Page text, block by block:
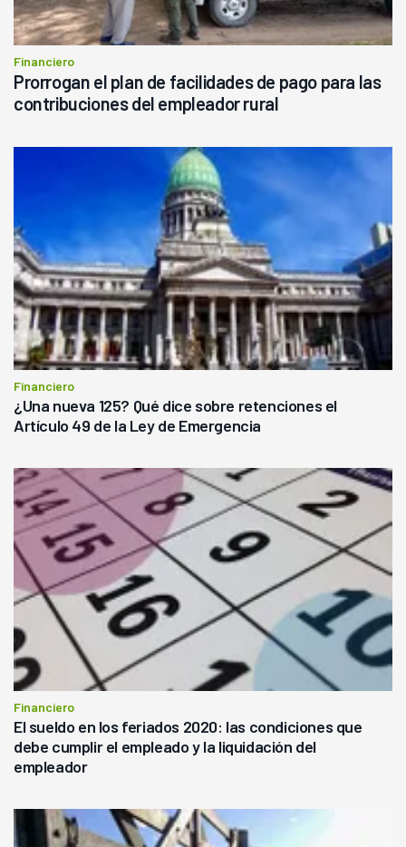
Financiero
Prorrogan el plan de facilidades de pago para las
contribuciones del empleador rural
Financiero
¿Una nueva 125? Qué dice sobre retenciones el
Artículo 49 de la Ley de Emergencia
Financiero
El sueldo en los feriados 2020: las condiciones que
debe cumplir el empleado y la liquidación del
empleador